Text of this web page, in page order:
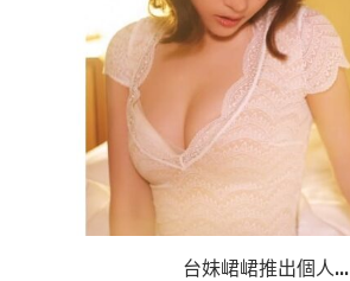
台妹峮峮推出個人...